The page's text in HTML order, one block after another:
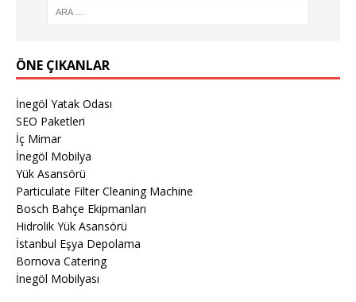
ÖNE ÇIKANLAR
İnegöl Yatak Odası
SEO Paketleri
İç Mimar
İnegöl Mobilya
Yük Asansörü
Particulate Filter Cleaning Machine
Bosch Bahçe Ekipmanları
Hidrolik Yük Asansörü
İstanbul Eşya Depolama
Bornova Catering
İnegöl Mobilyası